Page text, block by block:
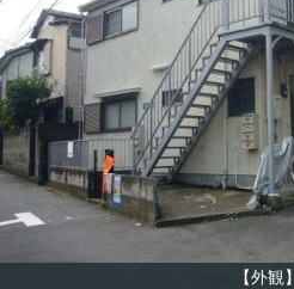
【外観】